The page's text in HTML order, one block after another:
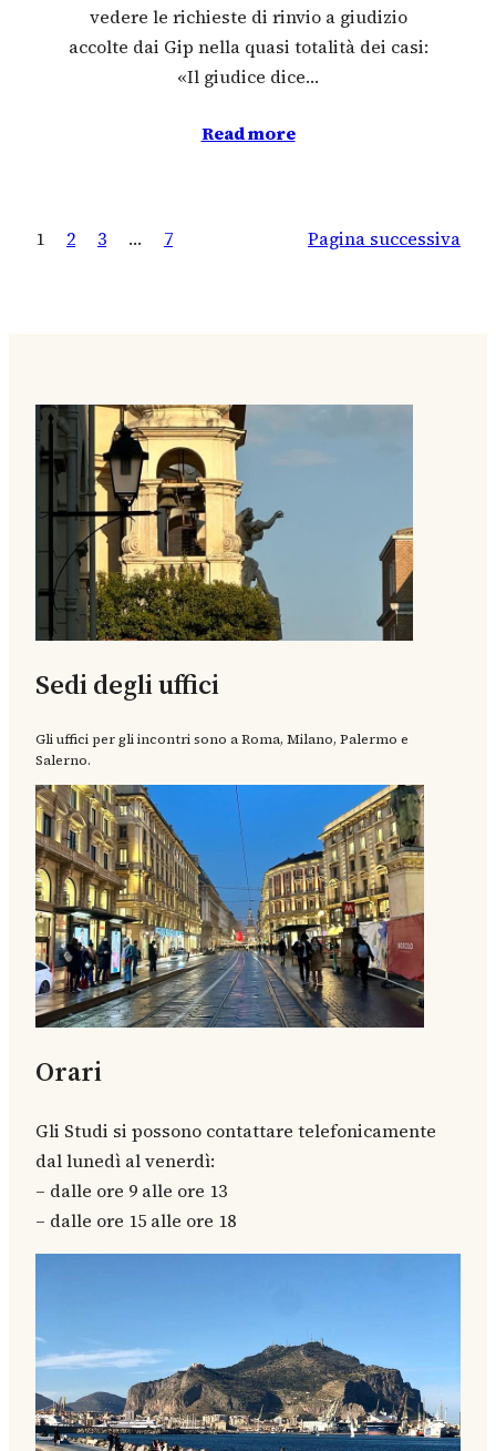
vedere le richieste di rinvio a giudizio
accolte dai Gip nella quasi totalità dei casi:
«Il giudice dice…
Read more
1 2 3 … 7 Pagina successiva
Sedi degli uffici
Gli uffici per gli incontri sono a Roma, Milano, Palermo e
Salerno.
Orari
Gli Studi si possono contattare telefonicamente
dal lunedì al venerdì:
– dalle ore 9 alle ore 13
– dalle ore 15 alle ore 18